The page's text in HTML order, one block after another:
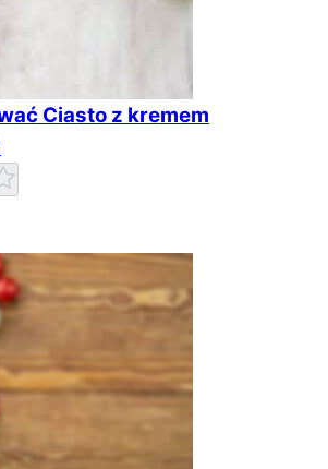
Ciasto z kremem